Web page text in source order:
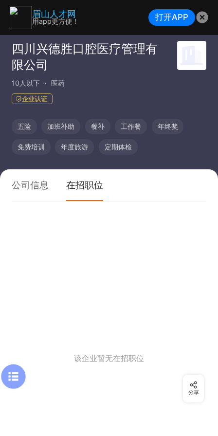
四川兴德胜口腔医疗管理有
限公司
10人以下 医药
企业认证
五险 加班补助 餐补 工作餐 年终奖
免费培训 年度旅游 定期体检
公司信息 在招职位
该企业暂无在招职位
分享
眉山人才网
用app更方便！ 打开APP